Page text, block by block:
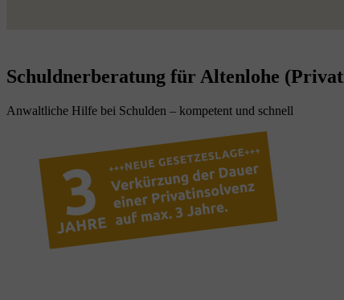
Schuldnerberatung für Altenlohe
Anwaltliche Hilfe bei Schulden – kompetent und schnell